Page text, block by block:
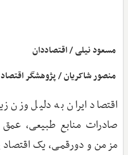
مسعود نیلی / اقتصاددان
منصور شاکریان / پژوهشگر اقتصاد
اقتصاد ایران به دلیل وزن
صادرات منابع طبیعی،
مزمن و دورقمی، یک اقتصاد